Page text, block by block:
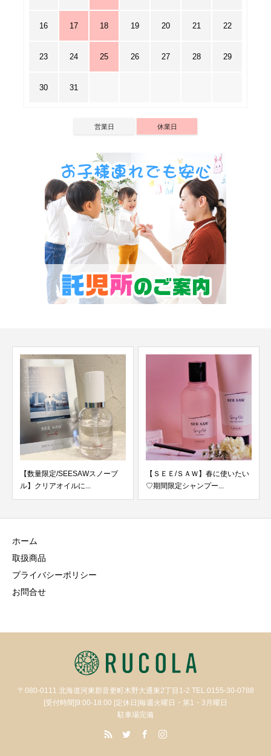
16 17 18 19 20 21 22
23 24 25 26 27 28 29
30 31
営業日 休業日
【数量限定/SEESAWスノーブ
ル】クリアオイルに...
【ＳＥＥ/ＳＡＷ】春に使いたい
♡期間限定シャンプー...
ホーム
取扱商品
プライバシーポリシー
お問合せ
〒080-0111 北海道河東郡音更町木野大通東2丁目1-2 TEL.0155-30-0788
[受付時間]9:00-18:00 [定休日]毎週火曜日・第1・3月曜日
駐車場完備